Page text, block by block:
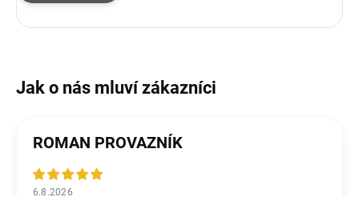
ROMAN PROVAZNÍK
6.8.2026